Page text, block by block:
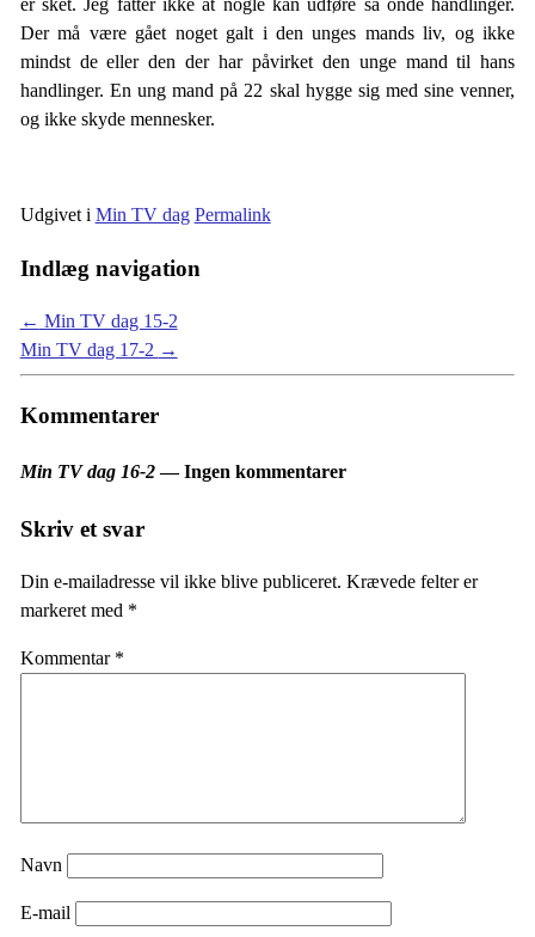
er sket. Jeg fatter ikke at nogle kan udføre så onde handlinger.
Der må være gået noget galt i den unges mands liv, og ikke
mindst de eller den der har påvirket den unge mand til hans
handlinger. En ung mand på 22 skal hygge sig med sine venner,
og ikke skyde mennesker.
Udgivet i Min TV dag Permalink
Indlæg navigation
← Min TV dag 15-2
Min TV dag 17-2 →
Kommentarer
Min TV dag 16-2— Ingen kommentarer
Skriv et svar
Din e-mailadresse vil ikke blive publiceret. Krævede felter er
markeret med *
Kommentar *
Navn
E-mail